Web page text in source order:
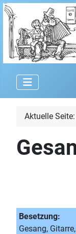
Aktuelle Seite:
Besetzung:
Gesang,